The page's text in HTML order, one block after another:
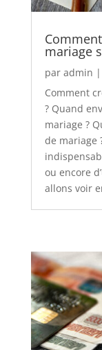
mariage
par admin |
Comment
? Quand
mariage ?
de mariage
ou encore
allons voir